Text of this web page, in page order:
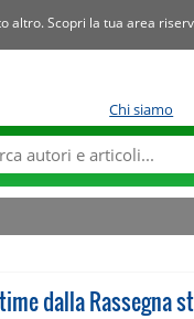
altro. Scopri la tua area
Chi siamo
dalla Rassegna